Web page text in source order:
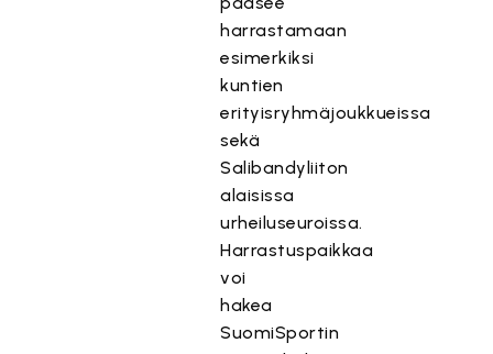
harrastamaan
esimerkiksi
kuntien
erityisryhmäjoukkueissa
sekä
Salibandyliiton
alaisissa
urheiluseuroissa.
Harrastuspaikkaa
voi
hakea
SuomiSportin